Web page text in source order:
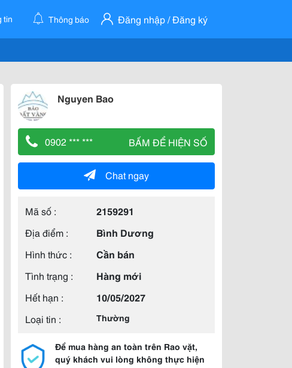
tin Thông báo Đăng nhập / Đăng ký
Nguyen Bao
0902 *** *** BẤM ĐỂ HIỆN SỐ
Chat ngay
Mã số :
2159291
Địa điểm :
Bình Dương
Hình thức :
Cần bán
Tình trạng :
Hàng mới
Hết hạn :
10/05/2027
Loại tin :
Thường
Để mua hàng an toàn trên Rao vặt,
quý khách vui lòng không thực hiện